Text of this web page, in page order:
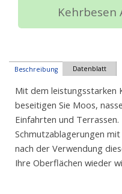
Kehrbesen
Beschreibung Datenblatt
Mit dem leistungsstarken
beseitigen Sie Moos,
Einfahrten und Terrassen.
Schmutzablagerungen
nach der Verwendung
Ihre Oberflächen wieder